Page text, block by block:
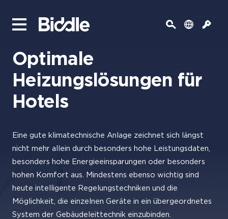
Optimale
Heizungslösungen für
Hotels
Eine gute klimatechnische Anlage zeichnet sich längst
nicht mehr allein durch besonders hohe Leistungsdaten,
besonders hohe Energieeinsparungen oder besonders
hohen Komfort aus. Mindestens ebenso wichtig sind
heute intelligente Regelungstechniken und die
Möglichkeit, die einzelnen Geräte in ein übergeordnetes
System der Gebäudeleittechnik einzubinden.